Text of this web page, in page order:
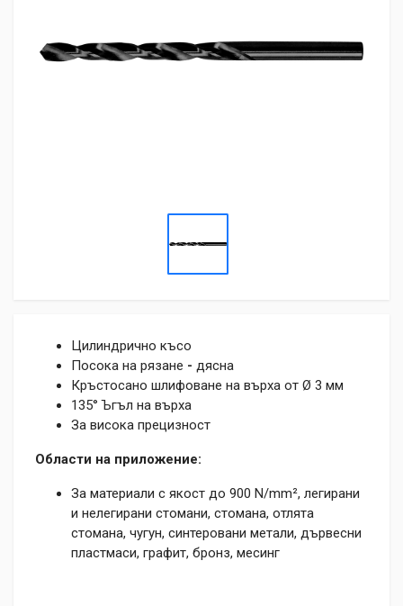
Цилиндрично късо
Посока на рязане - дясна
Кръстосано шлифоване на върха от Ø 3 мм
135° Ъгъл на върха
За висока прецизност
Области на приложение:
За материали с якост до 900 N/mm², легирани
и нелегирани стомани, стомана, отлята
стомана, чугун, синтеровани метали, дървесни
пластмаси, графит, бронз, месинг